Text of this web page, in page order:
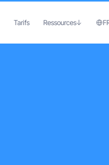
Tarifs Ressources